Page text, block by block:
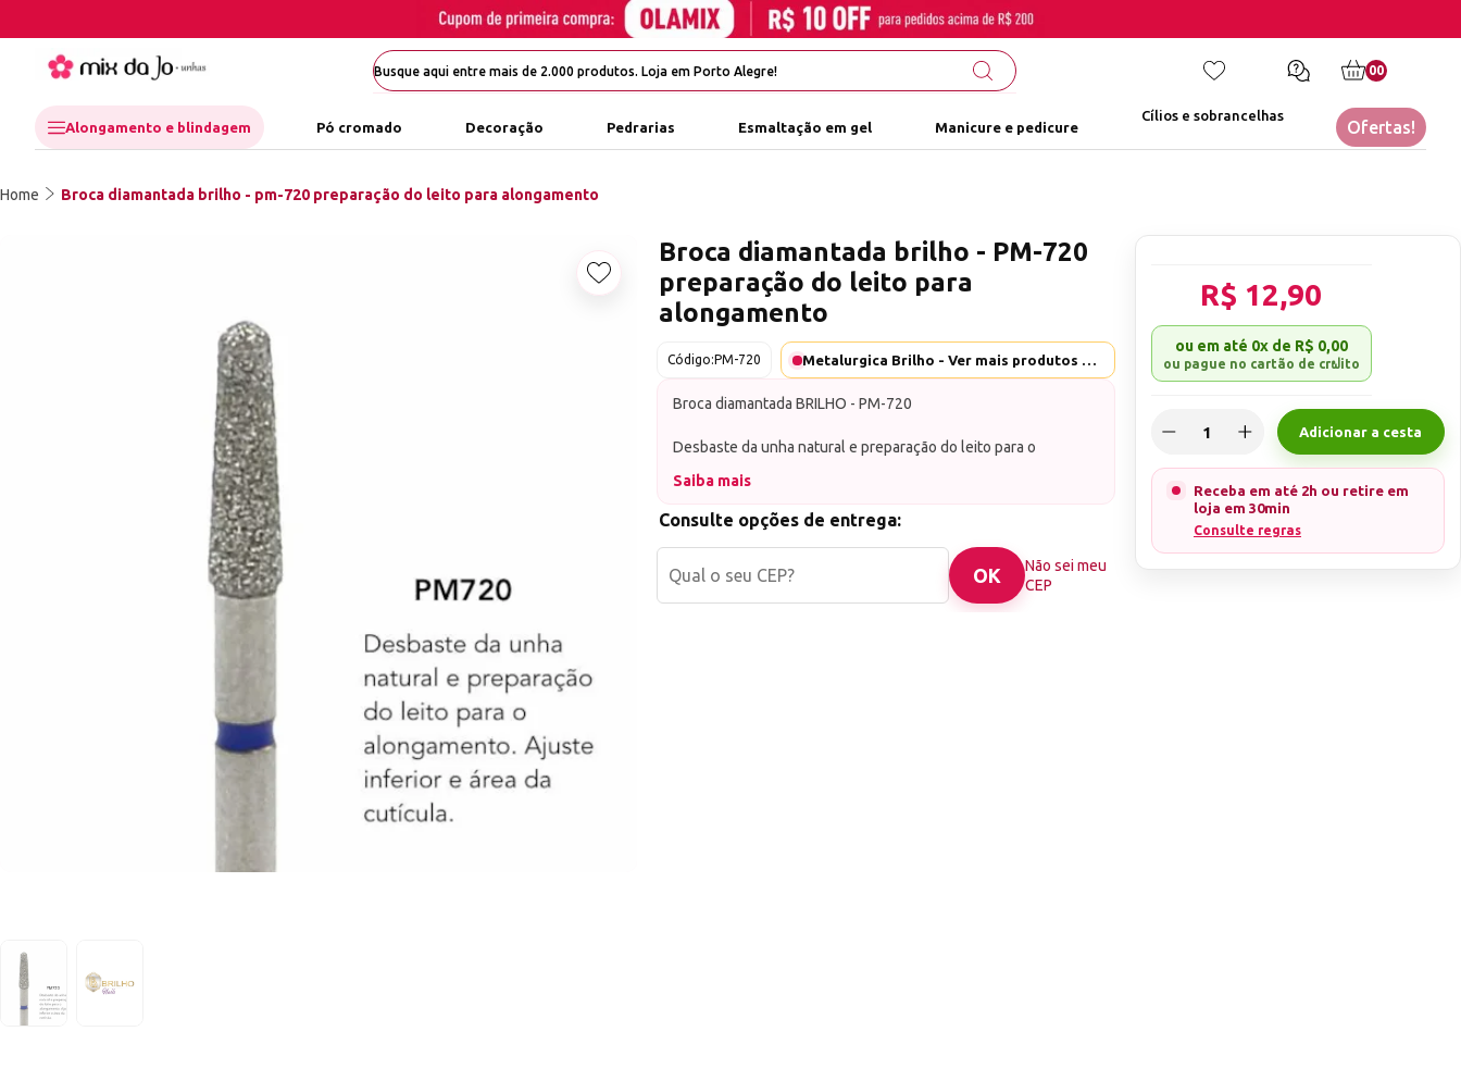
00
Alongamento e blindagem Pó cromado Decoração Pedrarias Esmaltação em gel Manicure e pedicure
Cílios e sobrancelhas
Ofertas!
Home Broca diamantada brilho - pm-720 preparação do leito para alongamento
Adicionar aos favoritos
Broca diamantada brilho - PM-720
preparação do leito para
alongamento
Código: PM-720 Metalurgica Brilho - Ver mais produtos desta marca
Broca diamantada BRILHO - PM-720
Desbaste da unha natural e preparação do leito para o
alongamento. Ajuste inferior e área da cutícula
CONTÉM: 1 UNIDADE <<<<
Nossa Loja já atua há mais de 12 anos no mercado.
Saiba mais
Consulte opções de entrega:
Não sei meu
CEP
R$ 12,90
ou em até 0xde R$ 0,00
Adicionar a cesta
Receba em até 2h ou retire em
loja em 30min
Consulte regras